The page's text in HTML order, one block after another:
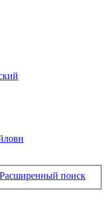
Расширенный поиск